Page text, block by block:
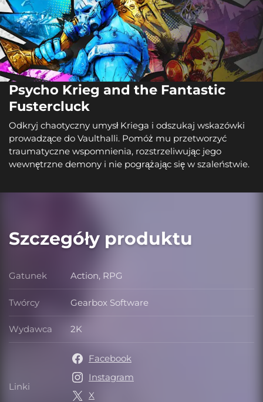
Psycho Krieg and the Fantastic
Fustercluck
Odkryj chaotyczny umysł Kriega i odszukaj wskazówki
prowadzące do Vaulthalli. Pomóż mu przetworzyć
traumatyczne wspomnienia, rozstrzeliwując jego
wewnętrzne demony i nie pogrążając się w szaleństwie.
Szczegóły produktu
Gatunek Gatunek
Action, RPG
Twórcy Twórcy
Gearbox Software
Wydawca Wydawca
2K
Linki Linki
Facebook
Instagram
X